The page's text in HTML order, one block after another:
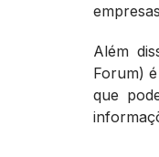
Além
Forum)
que